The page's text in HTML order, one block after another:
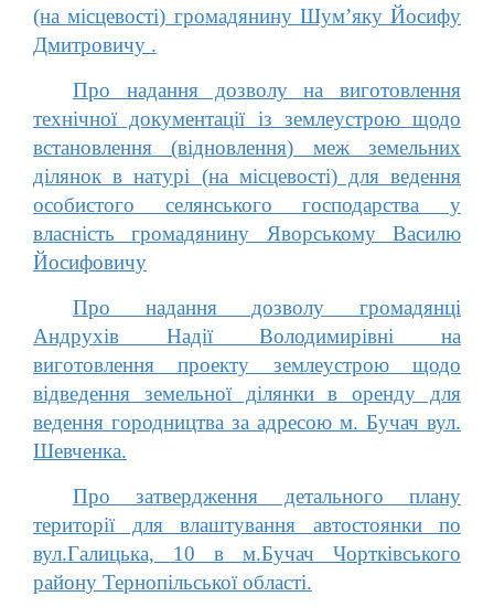
(на місцевості) громадянину Шум’яку Йосифу
Дмитровичу .
Про надання дозволу на виготовлення
технічної документації із землеустрою щодо
встановлення (відновлення) меж земельних
ділянок в натурі (на місцевості) для ведення
особистого селянського господарства у
власність громадянину Яворському Василю
Йосифовичу
Про надання дозволу громадянці
Андрухів Надії Володимирівні на
виготовлення проекту землеустрою щодо
відведення земельної ділянки в оренду для
ведення городництва за адресою м. Бучач вул.
Шевченка.
Про затвердження детального плану
території для влаштування автостоянки по
вул.Галицька, 10 в м.Бучач Чортківського
району Тернопільської області.